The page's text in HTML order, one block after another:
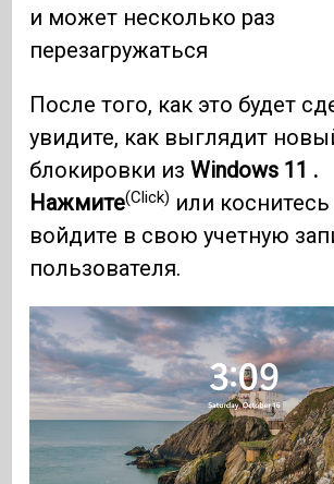
и может несколько раз
перезагружаться
После того, как это будет
увидите, как выглядит
блокировки изWindows 11 .
Нажмите(Click) или коснитесь
войдите в свою учетную
пользователя.